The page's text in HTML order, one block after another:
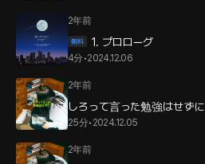
2年前
1. プロローグ
4分•2024.12.06
2年前
しろって言った勉強はせずに
25分• 2024.12.05
2年前